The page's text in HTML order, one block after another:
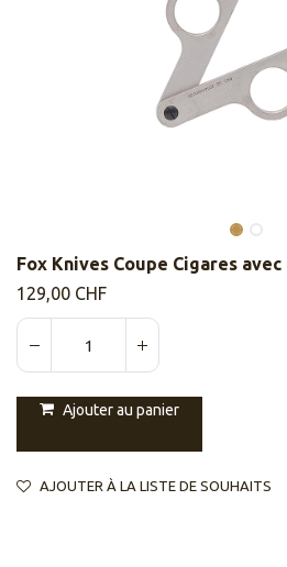
Fox Knives Coupe Cigares
129,00 CHF
Ajouter au panier
AJOUTER À LA LISTE DE SOUHAITS